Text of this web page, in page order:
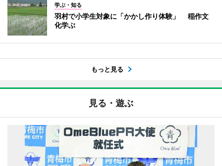
学ぶ・知る
羽村で小学生対象に「かかし作り体験」 稲作文
化学ぶ
もっと見る
見る・遊ぶ